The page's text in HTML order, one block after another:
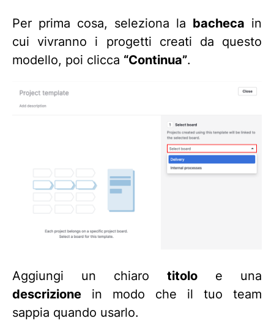
Per prima cosa, seleziona la bacheca in
cui vivranno i progetti creati da questo
modello, poi clicca “Continua”.
Aggiungi un chiaro titolo e una
descrizione in modo che il tuo team
sappia quando usarlo.